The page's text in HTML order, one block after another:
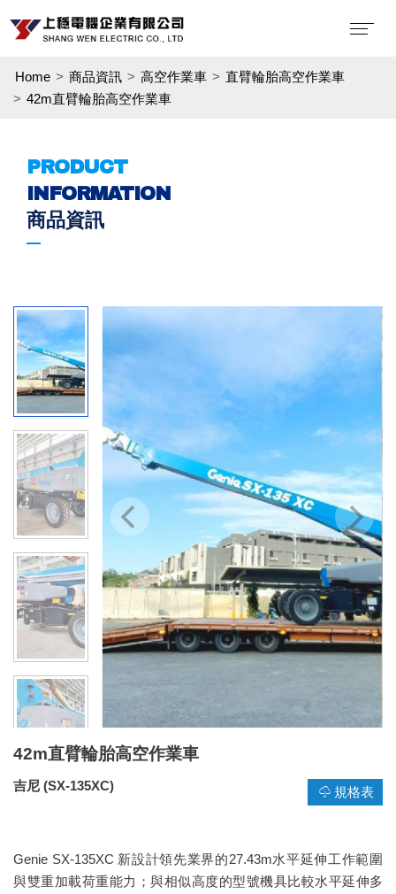
Home 商品資訊 高空作業車
直臂輪胎高空作業車
42m直臂輪胎高空作業車
PRODUCT
INFORMATION
商品資訊
42m直臂輪胎高空作業車
吉尼 (SX-135XC) 規格表
Genie SX-135XC 新設計領先業界的27.43m水平延伸工作範圍
與雙重加載荷重能力；與相似高度的型號機具比較水平延伸多